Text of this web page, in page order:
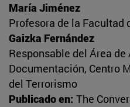
María Jiménez
Profesora de la Facultad
Gaizka Fernández
Responsable del Área
Documentación, Centro
del Terrorismo
Publicado en: The